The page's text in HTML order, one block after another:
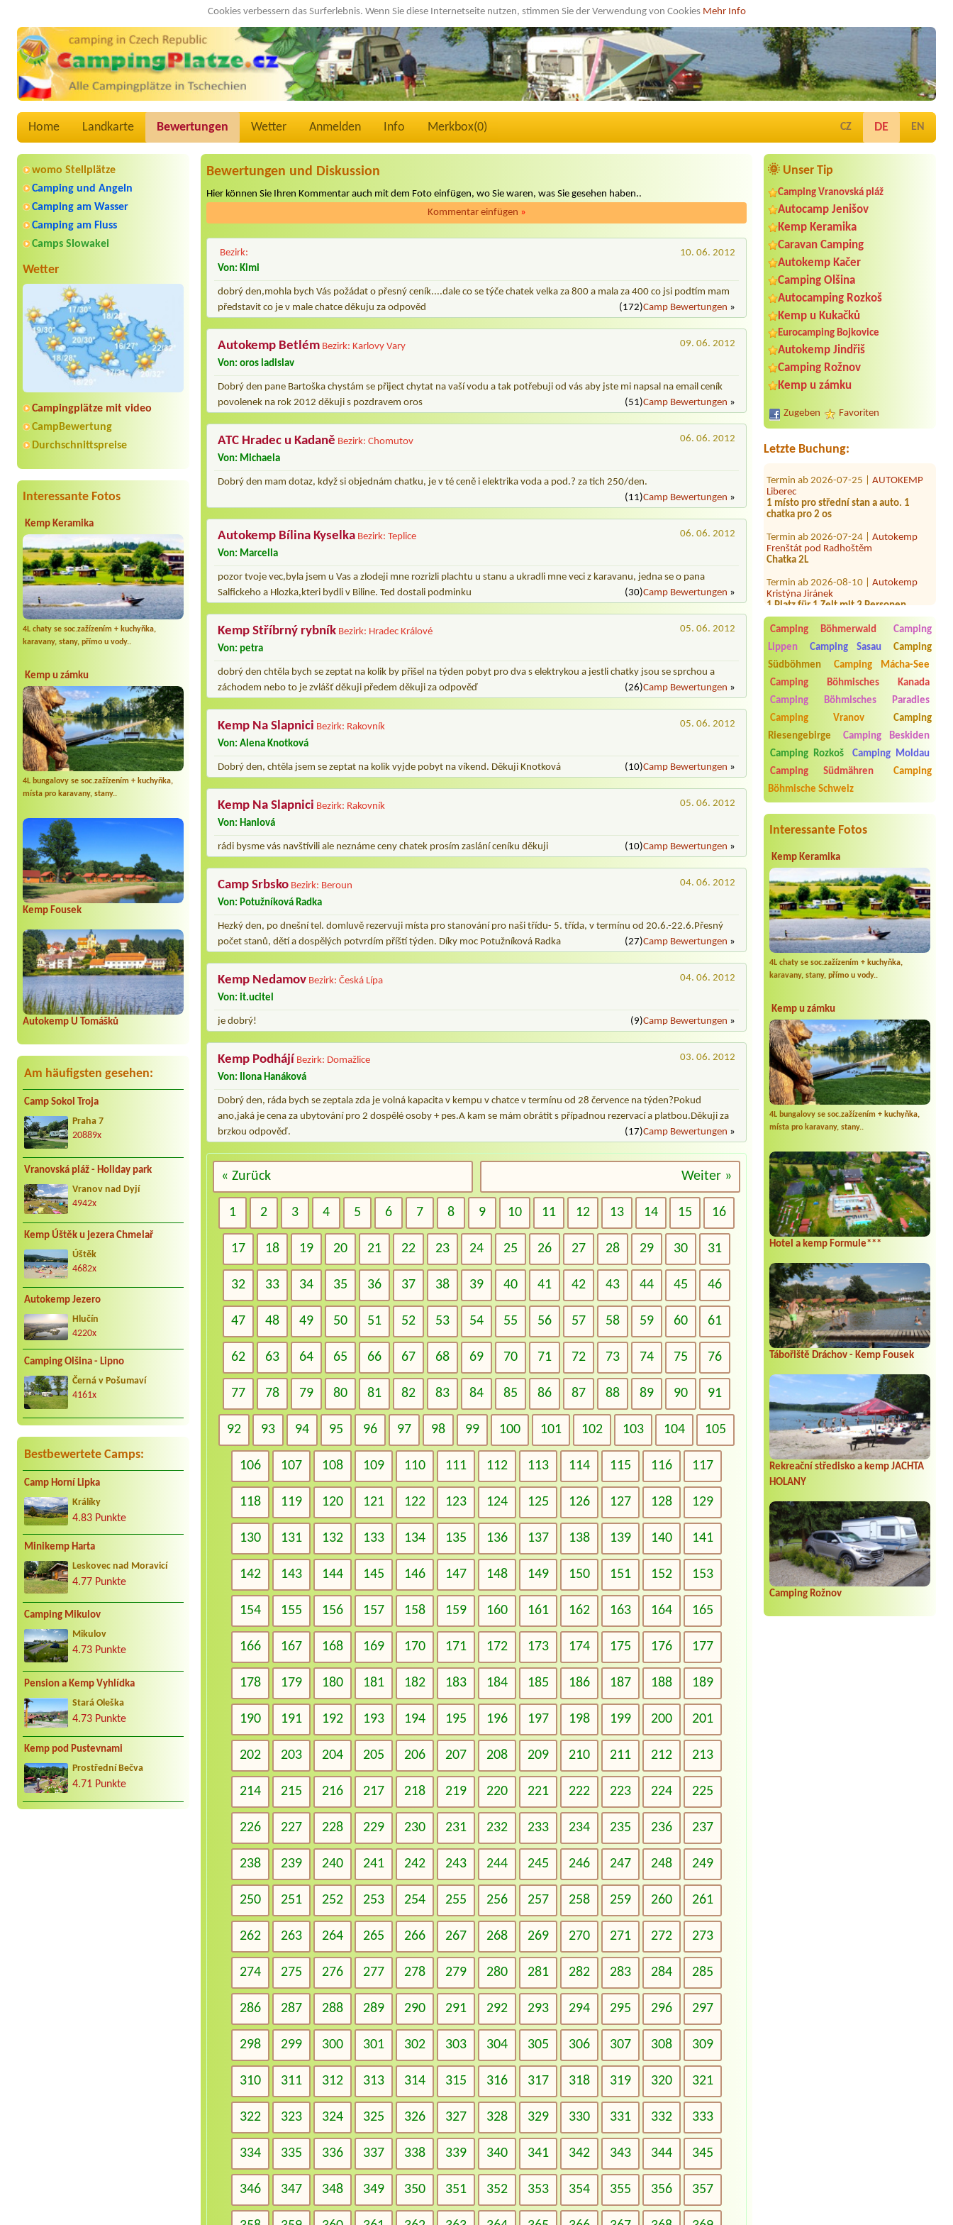
Cookies verbessern das Surferlebnis. Wenn Sie diese Internetseite nutzen, stimmen Sie der Verwendung von Cookies Mehr Info
Home Landkarte Bewertungen Wetter Anmelden Info Merkbox(0) CZ DE EN
womo Stellplätze
Camping und Angeln
Camping am Wasser
Camping am Fluss
Camps Slowakei
Wetter
Campingplätze mit video
CampBewertung
Durchschnittspreise
Interessante Fotos
Kemp Keramika
4L chaty se soc.zažízením + kuchyňka,
karavany, stany, přímo u vody..
Kemp u zámku
4L bungalovy se soc.zažízením + kuchyňka,
místa pro karavany, stany..
Kemp Fousek
Autokemp U Tomášků
Am häufigsten gesehen:
Camp Sokol Troja
Praha 7
20889x
Vranovská pláž - Holiday park
Vranov nad Dyjí
4942x
Kemp Úštěk u jezera Chmelař
Úštěk
4682x
Autokemp Jezero
Hlučín
4220x
Camping Olšina - Lipno
Černá v Pošumaví
4161x
Bestbewertete Camps:
Camp Horní Lipka
Králíky
4.83 Punkte
Minikemp Harta
Leskovec nad Moravicí
4.77 Punkte
Camping Mikulov
Mikulov
4.73 Punkte
Pension a Kemp Vyhlídka
Stará Oleška
4.73 Punkte
Kemp pod Pustevnami
Prostřední Bečva
4.71 Punkte
🌞 Unser Tip
Camping Vranovská pláž
Autocamp Jenišov
Kemp Keramika
Caravan Camping
Autokemp Kačer
Camping Olšina
Autocamping Rozkoš
Kemp u Kukačků
Eurocamping Bojkovice
Autokemp Jindřiš
Camping Rožnov
Kemp u zámku
Zugeben Favoriten
Letzte Buchung:
Termin ab 2026-09-24 |
1Stellplatz für einen
Camper(kl.Bus)mit Elektrizität
Liberec
1 místo pro střední stan a auto. 1
chatka pro 2 os
Termin ab 2026-07-24 |
Frenštát pod Radhoštěm
Chatka 2L
Termin ab 2026-08-10 |
Kristýna Jiránek
1 Platz für 1 Zelt mit 3 Personen
Knížecí rybník
velký stan + 2 dospělí + 2 děti
Penzion Slunečnice
4L chata nebo bungalov, 4 osoby,
lůžkoviny
Termin ab 2026-08-09 |
Chatová
osada Olešná
3Lchatka
Termin ab 2026-07-24 |Kemp Pod
hrází
Termin ab 2026-07-30 |Autokemp
Bílina Kyselka
chatka
Camping Böhmerwald
Camping
Lippen
Camping Sasau
Camping
Südböhmen
Camping Mácha-See
Camping Böhmisches Kanada
Camping Böhmisches Paradies
Camping Vranov
Camping
Riesengebirge
Camping Beskiden
Camping Rozkoš
Camping Moldau
Camping Südmähren
Camping
Böhmische Schweiz
Interessante Fotos
Kemp Keramika
4L chaty se soc.zažízením + kuchyňka,
karavany, stany, přímo u vody..
Kemp u zámku
4L bungalovy se soc.zažízením + kuchyňka,
místa pro karavany, stany..
Hotel a kemp Formule***
Tábořiště Dráchov - Kemp Fousek
Rekreační středisko a kemp JACHTA
HOLANY
Camping Rožnov
Bewertungen und Diskussion
Hier können Sie Ihren Kommentar auch mit dem Foto einfügen, wo Sie waren, was Sie gesehen haben..
Kommentar einfügen »
Bezirk:
10. 06. 2012
Von: Kimi
dobrý den,mohla bych Vás požádat o přesný ceník....dale co se týče chatek velka za 800 a mala za 400 co jsi podtím mam
představit co je v male chatce děkuju za odpověd
(172)Camp Bewertungen »
Autokemp Betlém Bezirk: Karlovy Vary
09. 06. 2012
Von: oros ladislav
Dobrý den pane Bartoška chystám se přiject chytat na vaší vodu a tak potřebuji od vás aby jste mi napsal na email ceník
povolenek na rok 2012 děkuji s pozdravem oros
(51)Camp Bewertungen »
ATC Hradec u Kadaně Bezirk: Chomutov
06. 06. 2012
Von: Michaela
Dobrý den mam dotaz, když si objednám chatku, je v té ceně i elektrika voda a pod.? za tich 250/den.
(11)Camp Bewertungen »
Autokemp Bílina Kyselka Bezirk: Teplice
06. 06. 2012
Von: Marcella
pozor tvoje vec,byla jsem u Vas a zlodeji mne rozrizli plachtu u stanu a ukradli mne veci z karavanu, jedna se o pana
Salfickeho a Hlozka,kteri bydli v Biline. Ted dostali podminku
(30)Camp Bewertungen »
Kemp Stříbrný rybník Bezirk: Hradec Králové
05. 06. 2012
Von: petra
dobrý den chtěla bych se zeptat na kolik by přišel na týden pobyt pro dva s elektrykou a jestli chatky jsou se sprchou a
záchodem nebo to je zvlášť děkuji předem děkuji za odpověď
(26)Camp Bewertungen »
Kemp Na Slapnici Bezirk: Rakovník
05. 06. 2012
Von: Alena Knotková
Dobrý den, chtěla jsem se zeptat na kolik vyjde pobyt na víkend. Děkuji Knotková (10)Camp Bewertungen »
Kemp Na Slapnici Bezirk: Rakovník
05. 06. 2012
Von: Hanlová
rádi bysme vás navštívili ale neznáme ceny chatek prosím zaslání ceníku děkuji (10)Camp Bewertungen »
Camp Srbsko Bezirk: Beroun
04. 06. 2012
Von: Potužníková Radka
Hezký den, po dnešní tel. domluvě rezervuji místa pro stanování pro naši třídu- 5. třída, v termínu od 20.6.-22.6.Přesný
počet stanů, dětí a dospělých potvrdím příští týden. Díky moc Potužníková Radka
(27)Camp Bewertungen »
Kemp Nedamov Bezirk: Česká Lípa
04. 06. 2012
Von: it.ucitel
je dobrý! (9)Camp Bewertungen »
Kemp Podhájí Bezirk: Domažlice
03. 06. 2012
Von: Ilona Hanáková
Dobrý den, ráda bych se zeptala zda je volná kapacita v kempu v chatce v termínu od 28 července na týden?Pokud
ano,jaká je cena za ubytování pro 2 dospělé osoby + pes.A kam se mám obrátit s případnou rezervací a platbou.Děkuji za
brzkou odpověď.
(17)Camp Bewertungen »
« Zurück Weiter »
1 2 3 4 5 6 7 8 9 10 11 12 13 14 15 16
17 18 19 20 21 22 23 24 25 26 27 28 29 30 31
32 33 34 35 36 37 38 39 40 41 42 43 44 45 46
47 48 49 50 51 52 53 54 55 56 57 58 59 60 61
62 63 64 65 66 67 68 69 70 71 72 73 74 75 76
77 78 79 80 81 82 83 84 85 86 87 88 89 90 91
92 93 94 95 96 97 98 99 100 101 102 103 104 105
106 107 108 109 110 111 112 113 114 115 116 117
118 119 120 121 122 123 124 125 126 127 128 129
130 131 132 133 134 135 136 137 138 139 140 141
142 143 144 145 146 147 148 149 150 151 152 153
154 155 156 157 158 159 160 161 162 163 164 165
166 167 168 169 170 171 172 173 174 175 176 177
178 179 180 181 182 183 184 185 186 187 188 189
190 191 192 193 194 195 196 197 198 199 200 201
202 203 204 205 206 207 208 209 210 211 212 213
214 215 216 217 218 219 220 221 222 223 224 225
226 227 228 229 230 231 232 233 234 235 236 237
238 239 240 241 242 243 244 245 246 247 248 249
250 251 252 253 254 255 256 257 258 259 260 261
262 263 264 265 266 267 268 269 270 271 272 273
274 275 276 277 278 279 280 281 282 283 284 285
286 287 288 289 290 291 292 293 294 295 296 297
298 299 300 301 302 303 304 305 306 307 308 309
310 311 312 313 314 315 316 317 318 319 320 321
322 323 324 325 326 327 328 329 330 331 332 333
334 335 336 337 338 339 340 341 342 343 344 345
346 347 348 349 350 351 352 353 354 355 356 357